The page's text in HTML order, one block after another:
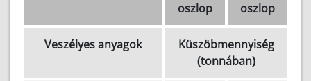
oszlop
oszlop
Veszélyes anyagok
Küszöbmennyiség
(tonnában)